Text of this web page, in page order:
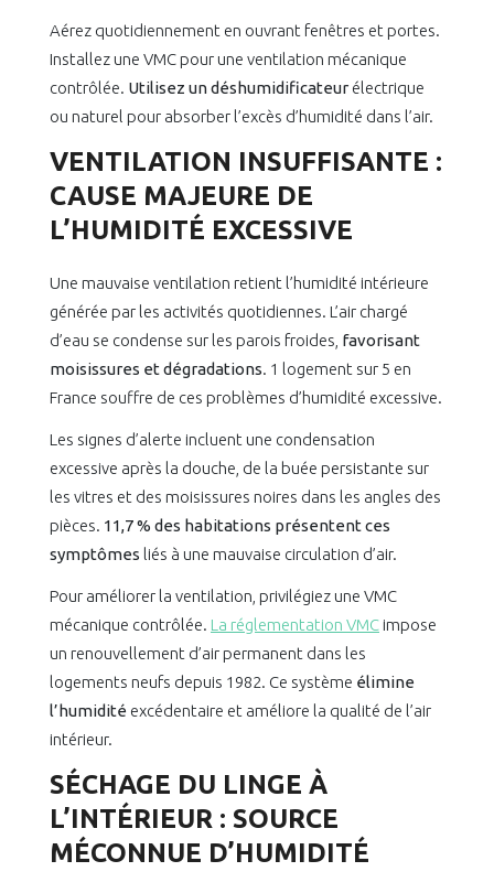
Aérez quotidiennement en ouvrant fenêtres et portes.
Installez une VMC pour une ventilation mécanique
contrôlée. Utilisez un déshumidificateur électrique
ou naturel pour absorber l’excès d’humidité dans l’air.
VENTILATION INSUFFISANTE :
CAUSE MAJEURE DE
L’HUMIDITÉ EXCESSIVE
Une mauvaise ventilation retient l’humidité intérieure
générée par les activités quotidiennes. L’air chargé
d’eau se condense sur les parois froides, favorisant
moisissures et dégradations. 1 logement sur 5 en
France souffre de ces problèmes d’humidité excessive.
Les signes d’alerte incluent une condensation
excessive après la douche, de la buée persistante sur
les vitres et des moisissures noires dans les angles des
pièces. 11,7 % des habitations présentent ces
symptômes liés à une mauvaise circulation d’air.
Pour améliorer la ventilation, privilégiez une VMC
mécanique contrôlée. La réglementation VMCimpose
un renouvellement d’air permanent dans les
logements neufs depuis 1982. Ce système élimine
l’humidité excédentaire et améliore la qualité de l’air
intérieur.
SÉCHAGE DU LINGE À
L’INTÉRIEUR : SOURCE
MÉCONNUE D’HUMIDITÉ